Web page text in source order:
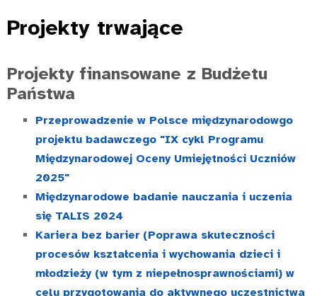
Projekty trwające
Projekty finansowane z Budżetu
Państwa
Przeprowadzenie w Polsce międzynarodowgo
projektu badawczego "IX cykl Programu
Międzynarodowej Oceny Umiejętności Uczniów
2025"
Międzynarodowe badanie nauczania i uczenia
się TALIS 2024
Kariera bez barier (Poprawa skuteczności
procesów kształcenia i wychowania dzieci i
młodzieży (w tym z niepełnosprawnościami) w
celu przygotowania do aktywnego uczestnictwa